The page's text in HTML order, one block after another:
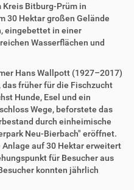
Kreis Bitburg-Prüm in
30 Hektar großen Gelände
eingebettet in einer
Wasserflächen und
Hans Wallpott (1927–2017)
früher für die Fischzucht
Hunde, Esel und ein
Wege, beforstete das
durch einheimische
Neu-Bierbach" eröffnet.
auf 30 Hektar erweitert
für Besucher aus
konnten jährlich